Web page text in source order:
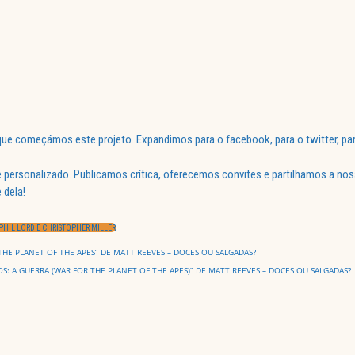
começámos este projeto. Expandimos para o facebook, para o twitter,
Publicamos crítica, oferecemos convites e partilhamos a
dela!
LORD E CHRISTOPHER MILLER
PLANET OF THE APES” DE MATT REEVES – DOCES OU SALGADAS?
A GUERRA (WAR FOR THE PLANET OF THE APES)” DE MATT REEVES – DOCES OU SALGADAS?